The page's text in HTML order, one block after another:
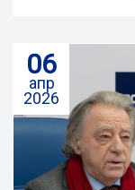
06
апр
2026